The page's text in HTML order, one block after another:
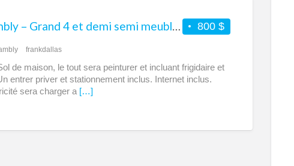
800 $
Chambly – Grand 4 et demi semi meublé à louer – Tout inclus
frankdallas
de maison, le tout sera peinturer et incluant frigidaire et
entrer priver et stationnement inclus. Internet inclus.
sera charger a […]